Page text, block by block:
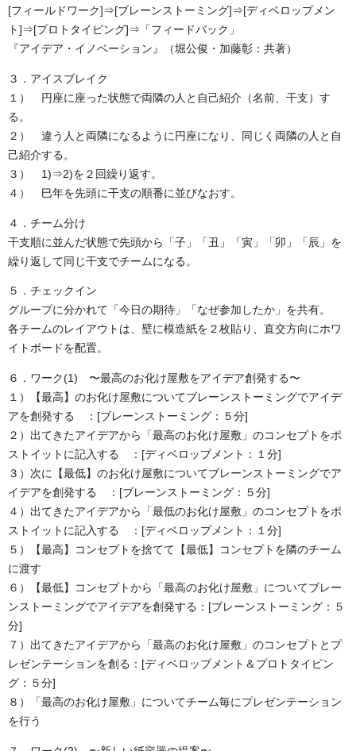
[フィールドワーク]⇒[ブレーンストーミング]⇒[ディベロップメン
ト]⇒[プロトタイピング]⇒「フィードバック」
『アイデア・イノベーション』（堀公俊・加藤彰：共著）
３．アイスブレイク
１） 円座に座った状態で両隣の人と自己紹介（名前、干支）す
る。
２） 違う人と両隣になるように円座になり、同じく両隣の人と自
己紹介する。
３） 1)⇒2)を２回繰り返す。
４） 巳年を先頭に干支の順番に並びなおす。
４．チーム分け
干支順に並んだ状態で先頭から「子」「丑」「寅」「卯」「辰」を
繰り返して同じ干支でチームになる。
５．チェックイン
グループに分かれて「今日の期待」「なぜ参加したか」を共有。
各チームのレイアウトは、壁に模造紙を２枚貼り、直交方向にホワ
イトボードを配置。
６．ワーク(1) 〜最高のお化け屋敷をアイデア創発する〜
１）【最高】のお化け屋敷についてブレーンストーミングでアイデ
アを創発する ：[ブレーンストーミング：５分]
２）出てきたアイデアから「最高のお化け屋敷」のコンセプトをポ
ストイットに記入する ：[ディベロップメント：１分]
３）次に【最低】のお化け屋敷についてブレーンストーミングでア
イデアを創発する ：[ブレーンストーミング：５分]
４）出てきたアイデアから「最低のお化け屋敷」のコンセプトをポ
ストイットに記入する ：[ディベロップメント：１分]
５）【最高】コンセプトを捨てて【最低】コンセプトを隣のチーム
に渡す
６）【最低】コンセプトから「最高のお化け屋敷」についてブレー
ンストーミングでアイデアを創発する：[ブレーンストーミング：５
分]
７）出てきたアイデアから「最高のお化け屋敷」のコンセプトとプ
レゼンテーションを創る：[ディベロップメント＆プロトタイピン
グ：５分]
８）「最高のお化け屋敷」についてチーム毎にプレゼンテーション
を行う